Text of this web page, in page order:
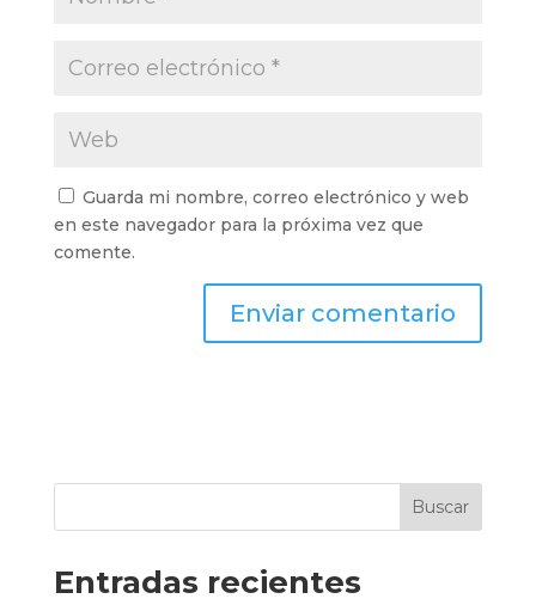
Guarda mi nombre, correo electrónico y web
en este navegador para la próxima vez que
comente.
Buscar
Entradas recientes